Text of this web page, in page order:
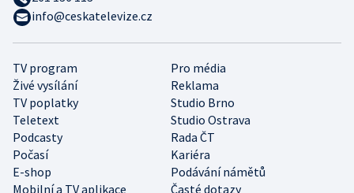
TV program
Pro média
Živé vysílání
Reklama
TV poplatky
Studio Brno
Teletext
Studio Ostrava
Podcasty
Rada ČT
Počasí
Kariéra
E-shop
Podávání námětů
Mobilní a TV aplikace
Časté dotazy
info@ceskatelevize.cz